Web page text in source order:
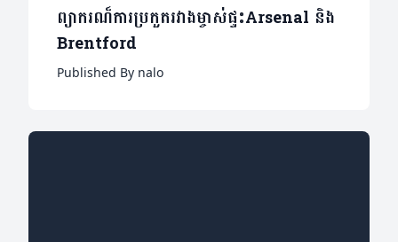
ព្យាករណ៏ការប្រកួតរវាងម្ចាស់ផ្ទះArsenal និង
Brentford
Published By nalo